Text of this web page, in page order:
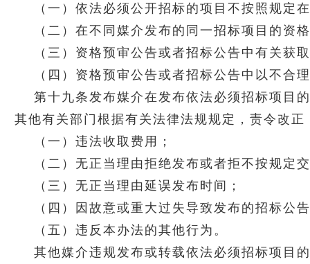
（一）依法必须公开招标的项目不按照规定
（二）在不同媒介发布的同一招标项目的资
（三）资格预审公告或者招标公告中有关获
（四）资格预审公告或者招标公告中以不合
第十九条发布媒介在发布依法必须招标项目
其他有关部门根据有关法律法规规定，责令改
（一）违法收取费用；
（二）无正当理由拒绝发布或者拒不按规定
（三）无正当理由延误发布时间；
（四）因故意或重大过失导致发布的招标公
（五）违反本办法的其他行为。
其他媒介违规发布或转载依法必须招标项目